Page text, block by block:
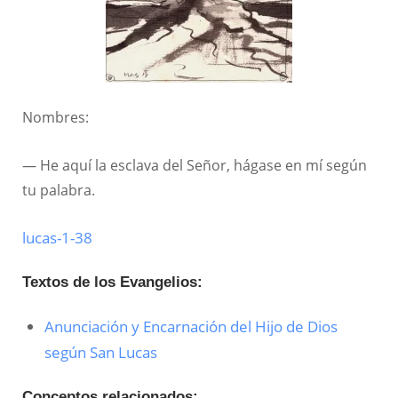
Nombres:
— He aquí la esclava del Señor, hágase en mí según
tu palabra.
lucas-1-38
Textos de los Evangelios:
Anunciación y Encarnación del Hijo de Dios
según San Lucas